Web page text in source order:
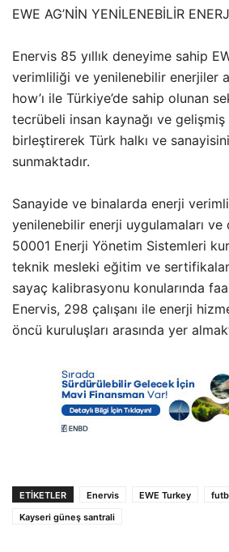
EWE AG’NİN YENİLENEBİLİR
Enervis 85 yıllık deneyime sahip
verimliliği ve yenilenebilir enerjiler
how’ı ile Türkiye’de sahip olunan
tecrübeli insan kaynağı ve gelişmiş
birleştirerek Türk halkı ve
sunmaktadır.
Sanayide ve binalarda enerji
yenilenebilir enerji uygulamaları ve
50001 Enerji Yönetim Sistemleri
teknik mesleki eğitim ve
sayaç kalibrasyonu konularında
Enervis, 298 çalışanı ile enerji
öncü kuruluşları arasında yer
ETIKETLER Enervis EWE Turkey
Kayseri güneş santrali